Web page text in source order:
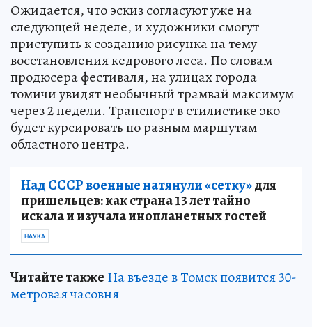
Ожидается, что эскиз согласуют уже на
следующей неделе, и художники смогут
приступить к созданию рисунка на тему
восстановления кедрового леса. По словам
продюсера фестиваля, на улицах города
томичи увидят необычный трамвай максимум
через 2 недели. Транспорт в стилистике эко
будет курсировать по разным маршутам
областного центра.
Над СССР военные натянули «сетку»для
пришельцев: как страна 13 лет тайно
искала и изучала инопланетных гостей
НАУКА
Читайте также На въезде в Томск появится 30-
метровая часовня